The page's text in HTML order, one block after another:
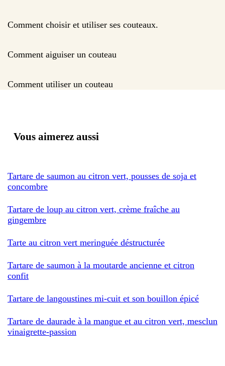
Comment choisir et utiliser ses couteaux.
Comment aiguiser un couteau
Comment utiliser un couteau
Vous aimerez aussi
Tartare de saumon au citron vert, pousses de soja et
concombre
Tartare de loup au citron vert, crème fraîche au
gingembre
Tarte au citron vert meringuée déstructurée
Tartare de saumon à la moutarde ancienne et citron
confit
Tartare de langoustines mi-cuit et son bouillon épicé
Tartare de daurade à la mangue et au citron vert, mesclun
vinaigrette-passion